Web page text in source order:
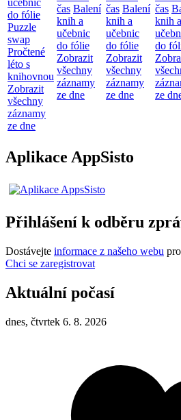
učebnic
do fólie
Puzzle
swap
Pročtené
léto s
knihovnou
Zobrazit
všechny
záznamy
ze dne
čas Balení
knih a
učebnic
do fólie
Zobrazit
všechny
záznamy
ze dne
čas Balení
knih a
učebnic
do fólie
Zobrazit
všechny
záznamy
ze dne
čas
knih a
do
ze
Aplikace AppSisto
Přihlášení k odběru
Dostávejte informace z našeho webu
Chci se zaregistrovat
Aktuální počasí
dnes, čtvrtek 6. 8. 2026